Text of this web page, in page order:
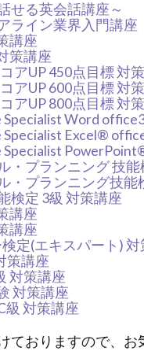
せる英会話講座～
ライン業界入門講座
講座
策講座
アUP 450点目標 対
アUP 600点目標 対
アUP 800点目標 対
Word
Excel®
・プランニング 技能
・プランニング技能
検定 3級 対策講座
講座
講座
定(エキスパート) 対
策講座
対策講座
対策講座
級 対策講座
ておりますので、お